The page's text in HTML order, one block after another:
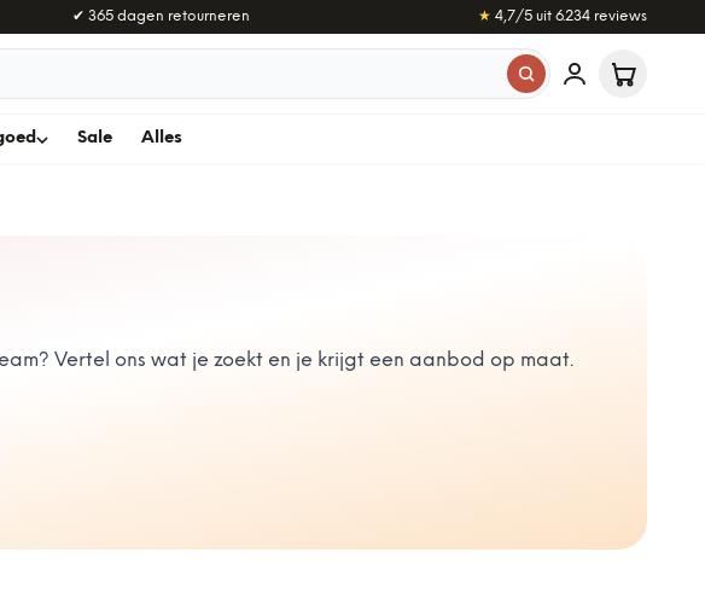
✔ 365 dagen retourneren ★ 4,7/5 uit 6.234reviews
Sale Alles
Vertel ons wat je zoekt en je krijgt een aanbod op maat.